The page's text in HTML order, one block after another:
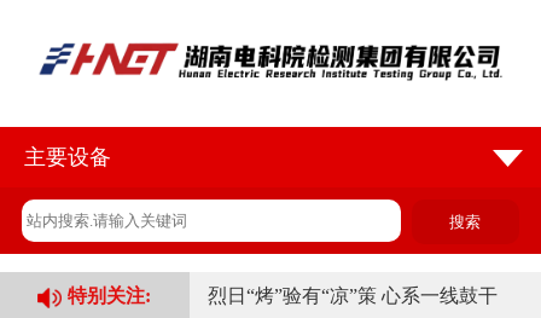
主要设备
特别关注: 烈日“烤”验有“凉”策 心系一线鼓干